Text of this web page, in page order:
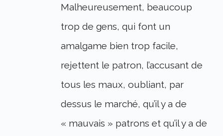
Malheureusement, beaucoup
trop de gens, qui font un
amalgame bien trop facile,
rejettent le patron, l’accusant de
tous les maux, oubliant, par
dessus le marché, qu’il y a de
« mauvais » patrons et qu’il y a de